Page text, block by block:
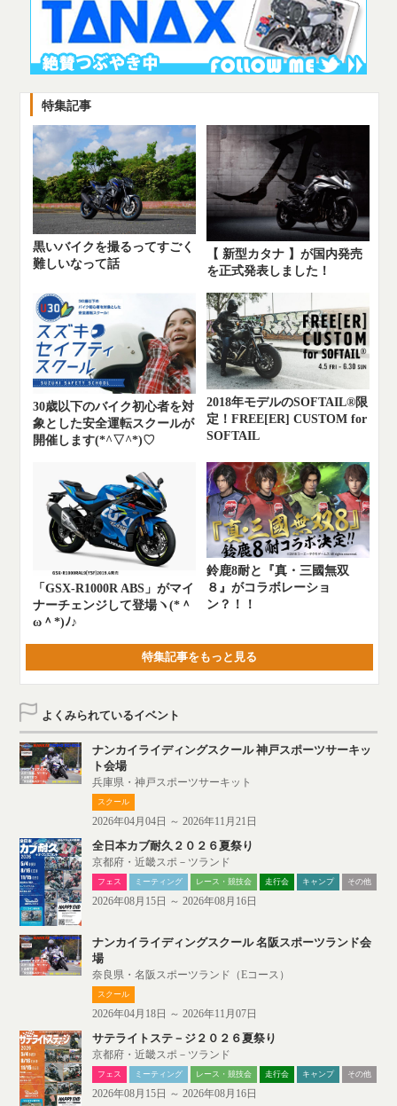
特集記事
黒いバイクを撮るってすごく
難しいなって話
【 新型カタナ 】が国内発売
を正式発表しました！
30歳以下のバイク初心者を対
象とした安全運転スクールが
開催します(*^▽^*)♡
2018年モデルのSOFTAIL®限
定！FREE[ER] CUSTOM for
SOFTAIL
「GSX-R1000R ABS」がマイ
ナーチェンジして登場ヽ(*＾
ω＾*)ﾉ♪
鈴鹿8耐と『真・三國無双
８』がコラボレーショ
ン？！！
特集記事をもっと見る
よくみられているイベント
ナンカイライディングスクール 神戸スポーツサーキッ
ト会場
兵庫県・神戸スポーツサーキット
スクール
2026年04月04日 ～ 2026年11月21日
全日本カブ耐久２０２６夏祭り
京都府・近畿スポ－ツランド
フェス ミーティング レース・競技会 走行会 キャンプ その他
2026年08月15日 ～ 2026年08月16日
ナンカイライディングスクール 名阪スポーツランド会
場
奈良県・名阪スポーツランド（Eコース）
スクール
2026年04月18日 ～ 2026年11月07日
サテライトステ－ジ２０２６夏祭り
京都府・近畿スポ－ツランド
フェス ミーティング レース・競技会 走行会 キャンプ その他
2026年08月15日 ～ 2026年08月16日